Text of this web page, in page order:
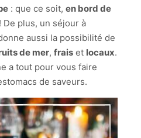
: que ce soit, en bord de
! De plus, un séjour à
aussi la possibilité de
de mer, frais et locaux.
a tout pour vous faire
de saveurs.